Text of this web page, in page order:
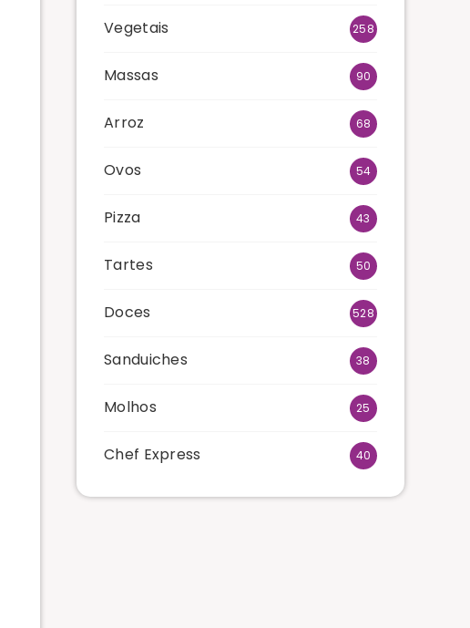
Vegetais 258
Massas 90
Arroz 68
Ovos 54
Pizza 43
Tartes 50
Doces 528
Sanduiches 38
Molhos 25
Chef Express 40